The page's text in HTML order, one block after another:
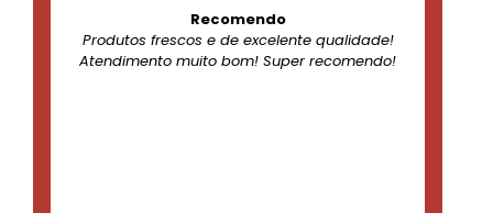
Recomendo
Produtos frescos e de excelente qualidade!
Atendimento muito bom! Super recomendo!